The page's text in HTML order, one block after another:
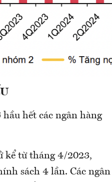
hết các ngân hàng
kể từ tháng 4/2023,
sách 4 lần. Các ngân